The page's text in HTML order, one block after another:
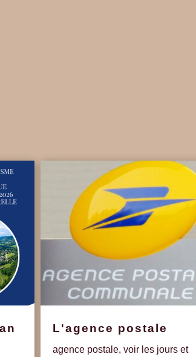
L'agence postale
agence postale, voir les jours et